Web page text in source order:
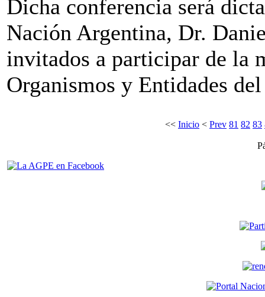
Dicha conferencia será
Nación Argentina, Dr.
invitados a participar de la
Organismos y Entidades
<< Inicio < Prev 81 82 83